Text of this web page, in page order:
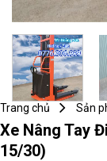
Trang chủ Sản
Xe Nâng Tay
15/30)